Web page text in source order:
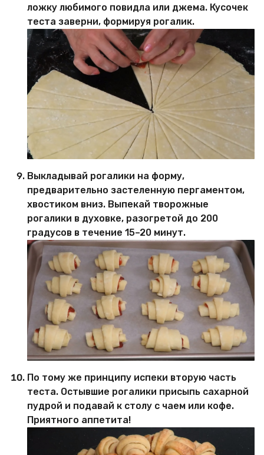
ложку любимого повидла или джема. Кусочек
теста заверни, формируя рогалик.
Выкладывай рогалики на форму,
предварительно застеленную пергаментом,
хвостиком вниз. Выпекай творожные
рогалики в духовке, разогретой до 200
градусов в течение 15–20 минут.
По тому же принципу испеки вторую часть
теста. Остывшие рогалики присыпь сахарной
пудрой и подавай к столу с чаем или кофе.
Приятного аппетита!